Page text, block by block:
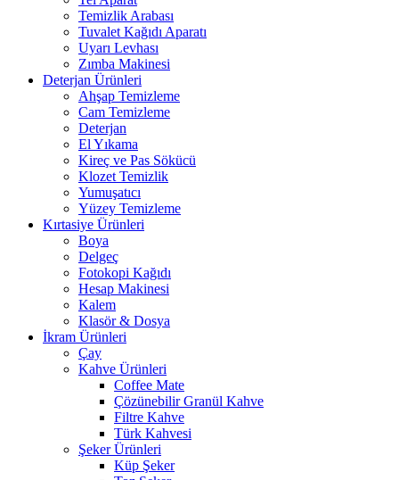
Temizlik Arabası
Tuvalet Kağıdı Aparatı
Uyarı Levhası
Zımba Makinesi
Deterjan Ürünleri
Ahşap Temizleme
Cam Temizleme
Deterjan
El Yıkama
Kireç ve Pas Sökücü
Klozet Temizlik
Yumuşatıcı
Yüzey Temizleme
Kırtasiye Ürünleri
Boya
Delgeç
Fotokopi Kağıdı
Hesap Makinesi
Kalem
Klasör & Dosya
İkram Ürünleri
Çay
Kahve Ürünleri
Coffee Mate
Çözünebilir Granül Kahve
Filtre Kahve
Türk Kahvesi
Şeker Ürünleri
Küp Şeker